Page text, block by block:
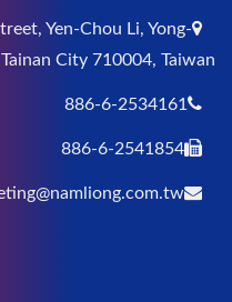
Yen-Chou Li, Yong-
City 710004, Taiwan
886-6-2534161
886-6-2541854